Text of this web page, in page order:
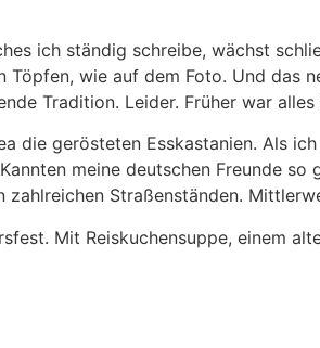
ich ständig schreibe, wächst
wie auf dem Foto. Und das
Tradition. Leider. Früher war
die gerösteten Esskastanien. Als
meine deutschen Freunde
Straßenständen.
Mit Reiskuchensuppe, einem